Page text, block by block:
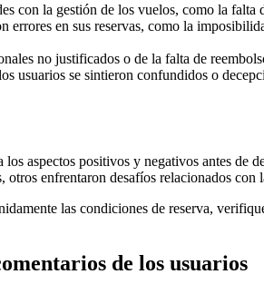
con la gestión de los vuelos, como la
errores en sus reservas, como la
no justificados o de la falta de
usuarios se sintieron confundidos o
aspectos positivos y negativos antes
enfrentaron desafíos relacionados con
las condiciones de reserva,
de los usuarios